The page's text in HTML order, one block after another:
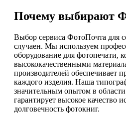
Почему выбирают
Выбор сервиса ФотоПочта для
случаен. Мы используем
оборудование для фотопечати,
высококачественными
производителей обеспечивает
каждого изделия. Наша
значительным опытом в
гарантирует высокое качество
долговечность фотокниг.